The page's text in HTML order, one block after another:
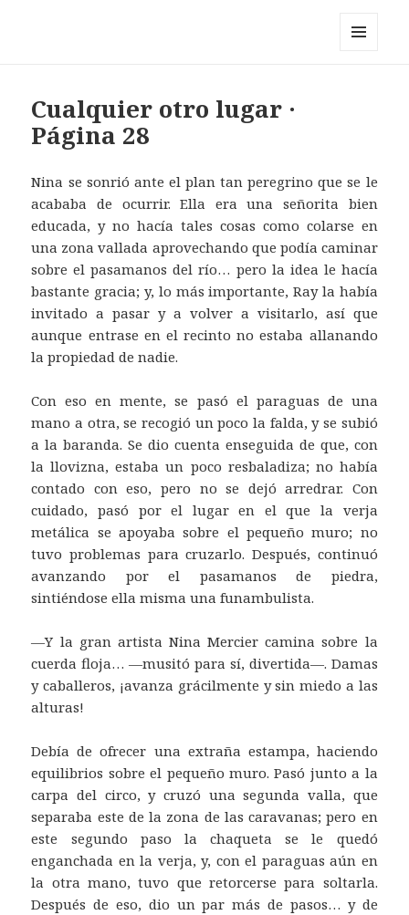
Cualquier otro lugar ·
Página 28
Nina se sonrió ante el plan tan peregrino que se le
acababa de ocurrir. Ella era una señorita bien
educada, y no hacía tales cosas como colarse en
una zona vallada aprovechando que podía caminar
sobre el pasamanos del río… pero la idea le hacía
bastante gracia; y, lo más importante, Ray la había
invitado a pasar y a volver a visitarlo, así que
aunque entrase en el recinto no estaba allanando
la propiedad de nadie.
Con eso en mente, se pasó el paraguas de una
mano a otra, se recogió un poco la falda, y se subió
a la baranda. Se dio cuenta enseguida de que, con
la llovizna, estaba un poco resbaladiza; no había
contado con eso, pero no se dejó arredrar. Con
cuidado, pasó por el lugar en el que la verja
metálica se apoyaba sobre el pequeño muro; no
tuvo problemas para cruzarlo. Después, continuó
avanzando por el pasamanos de piedra,
sintiéndose ella misma una funambulista.
—Y la gran artista Nina Mercier camina sobre la
cuerda floja… —musitó para sí, divertida—. Damas
y caballeros, ¡avanza grácilmente y sin miedo a las
alturas!
Debía de ofrecer una extraña estampa, haciendo
equilibrios sobre el pequeño muro. Pasó junto a la
carpa del circo, y cruzó una segunda valla, que
separaba este de la zona de las caravanas; pero en
este segundo paso la chaqueta se le quedó
enganchada en la verja, y, con el paraguas aún en
la otra mano, tuvo que retorcerse para soltarla.
Después de eso, dio un par más de pasos… y de